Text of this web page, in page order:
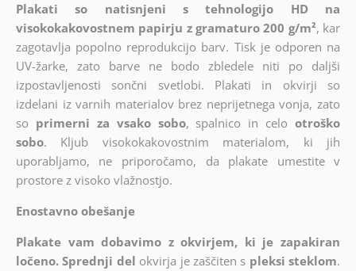
Plakati so natisnjeni s tehnologijo HD na
visokokakovostnem papirju z gramaturo 200 g/m², kar
zagotavlja popolno reprodukcijo barv. Tisk je odporen na
UV-žarke, zato barve ne bodo zbledele niti po daljši
izpostavljenosti sončni svetlobi. Plakati in okvirji so
izdelani iz varnih materialov brez neprijetnega vonja, zato
so primerni za vsako sobo, spalnico in celo otroško
sobo. Kljub visokokakovostnim materialom, ki jih
uporabljamo, ne priporočamo, da plakate umestite v
prostore z visoko vlažnostjo.
Enostavno obešanje
Plakate vam dobavimo z okvirjem, ki je zapakiran
ločeno. Sprednji del okvirja je zaščiten s pleksi steklom.